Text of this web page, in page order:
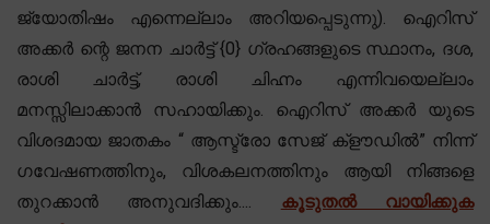
ജ്യോതിഷം എന്നെല്ലാം അറിയപ്പെടുന്നു). ഐറിസ്
അക്കർ ന്റെ ജനന ചാർട്ട് {0} ഗ്രഹങ്ങളുടെ സ്ഥാനം, ദശ,
രാശി ചാർട്ട്, രാശി ചിഹ്നം എന്നിവയെല്ലാം
മനസ്സിലാക്കാൻ സഹായിക്കും. ഐറിസ് അക്കർ യുടെ
വിശദമായ ജാതകം “ ആസ്ട്രോ സേജ് ക്‌ളൗഡിൽ” നിന്ന്
ഗവേഷണത്തിനും, വിശകലനത്തിനും ആയി നിങ്ങളെ
തുറക്കാൻ അനുവദിക്കും.... കൂടുതൽ വായിക്കുക